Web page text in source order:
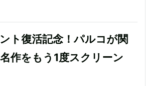
ト復活記念！パルコが関
作をもう1度スクリーン